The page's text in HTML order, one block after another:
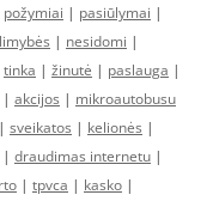
požymiai | pasiūlymai |
| nesidomi |
tinka | žinutė | paslauga |
| akcijos | mikroautobusu
| sveikatos | kelionės |
| draudimas internetu |
| tpvca | kasko |